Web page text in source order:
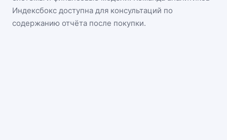
Индексбокс доступна для консультаций по
содержанию отчёта после покупки.